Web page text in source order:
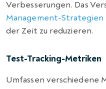
Verbesserungen. Das
Management-Strategien
der Zeit zu reduzieren.
Test-Tracking-Metriken
Umfassen verschiedene